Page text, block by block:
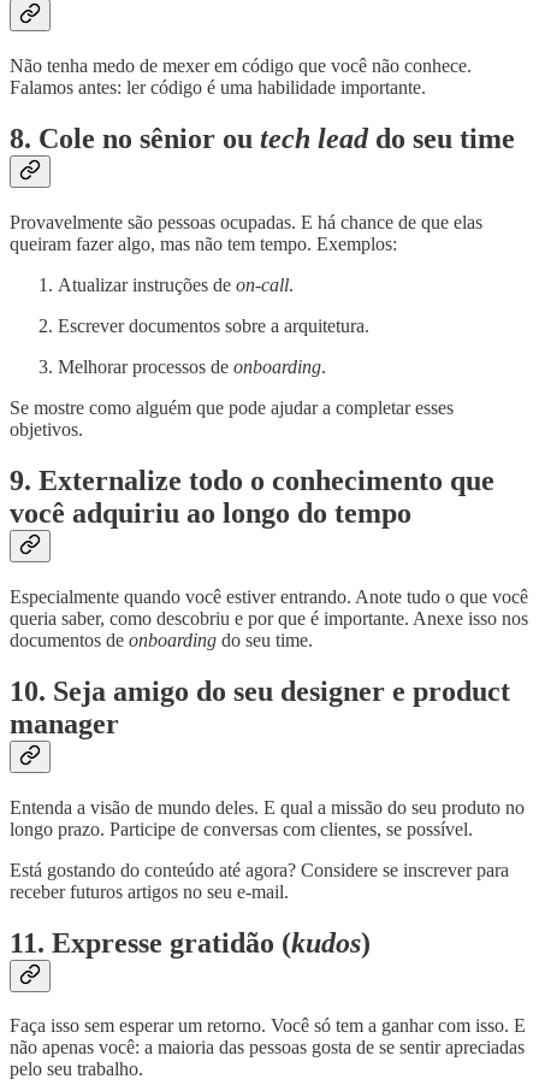
Não tenha medo de mexer em código que você não conhece.
Falamos antes: ler código é uma habilidade importante.
8. Cole no sênior ou tech leaddo seu time
Provavelmente são pessoas ocupadas. E há chance de que elas
queiram fazer algo, mas não tem tempo. Exemplos:
Atualizar instruções de on-call.
Escrever documentos sobre a arquitetura.
Melhorar processos de onboarding.
Se mostre como alguém que pode ajudar a completar esses
objetivos.
9. Externalize todo o conhecimento que
você adquiriu ao longo do tempo
Especialmente quando você estiver entrando. Anote tudo o que você
queria saber, como descobriu e por que é importante. Anexe isso nos
documentos de onboarding do seu time.
10. Seja amigo do seu designer e product
manager
Entenda a visão de mundo deles. E qual a missão do seu produto no
longo prazo. Participe de conversas com clientes, se possível.
Está gostando do conteúdo até agora? Considere se inscrever para
receber futuros artigos no seu e-mail.
11. Expresse gratidão (kudos)
Faça isso sem esperar um retorno. Você só tem a ganhar com isso. E
não apenas você: a maioria das pessoas gosta de se sentir apreciadas
pelo seu trabalho.